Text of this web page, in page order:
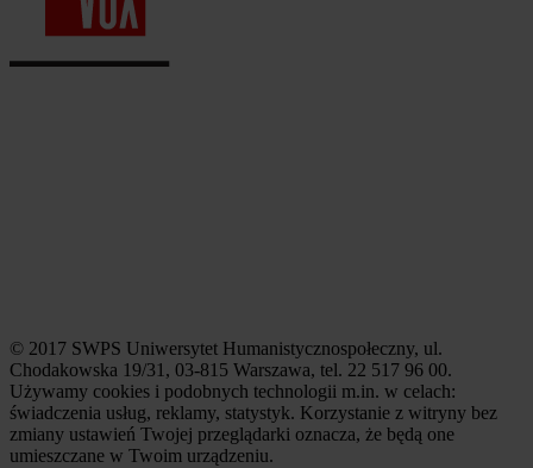
© 2017 SWPS Uniwersytet Humanistycznospołeczny, ul.
Chodakowska 19/31, 03-815 Warszawa, tel. 22 517 96 00.
Używamy cookies i podobnych technologii m.in. w celach:
świadczenia usług, reklamy, statystyk. Korzystanie z witryny bez
zmiany ustawień Twojej przeglądarki oznacza, że będą one
umieszczane w Twoim urządzeniu.